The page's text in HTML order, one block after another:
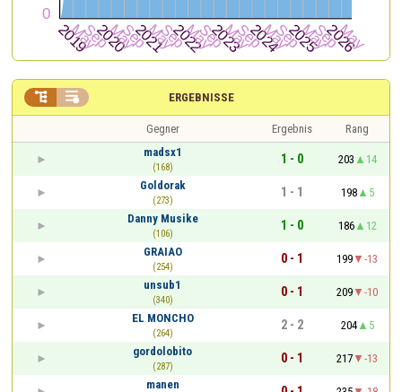
ERGEBNISSE
 
Gegner Ergebnis
Rang
madsx1
(168)
1 - 0 203
14
Goldorak
(273)
1 - 1 198
5
Danny Musike
(106)
1 - 0 186
12
GRAIAO
(254)
0 - 1 199
-13
unsub1
(340)
0 - 1 209
-10
EL MONCHO
(264)
2 - 2 204
5
gordolobito
(287)
0 - 1 217
-13
manen